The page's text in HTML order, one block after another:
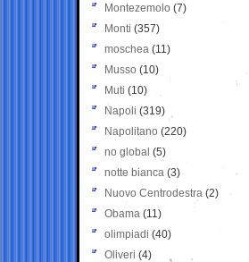
Montezemolo (7)
Monti (357)
moschea (11)
Musso (10)
Muti (10)
Napoli (319)
Napolitano (220)
no global (5)
notte bianca (3)
Nuovo Centrodestra (2)
Obama (11)
olimpiadi (40)
Oliveri (4)